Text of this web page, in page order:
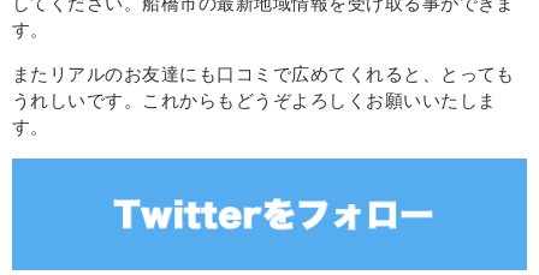
す。
またリアルのお友達にも口コミで広めてくれると、とっても
うれしいです。これからもどうぞよろしくお願いいたしま
す。